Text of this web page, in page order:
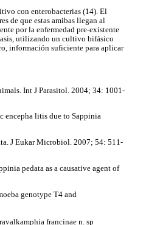
con enterobacterias (14). El
de que estas amibas llegan al
por la enfermedad pre-existente
utilizando un cultivo bifásico
información suficiente para aplicar
Int J Parasitol. 2004; 34: 1001-
encepha litis due to Sappinia
J Eukar Microbiol. 2007; 54: 511-
pedata as a causative agent of
genotype T4 and
francinae n. sp